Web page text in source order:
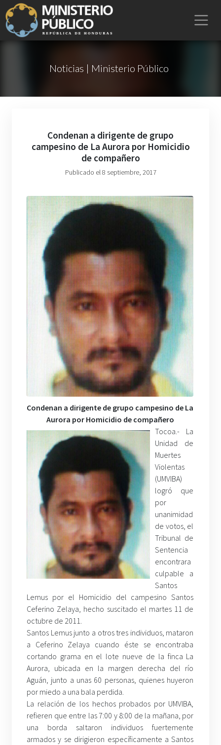
Noticias | Ministerio Público
Condenan a dirigente de grupo
campesino de La Aurora por Homicidio
de compañero
Publicado el 8 septiembre, 2017
Condenan a dirigente de grupo campesino de La
Aurora por Homicidio de compañero
Tocoa.- La
Unidad de
Muertes
Violentas
(UMVIBA)
logró que
por
unanimidad
de votos, el
Tribunal de
Sentencia
encontrara
culpable a
Santos
Lemus por el Homicidio del campesino Santos
Ceferino Zelaya, hecho suscitado el martes 11 de
octubre de 2011.
Santos Lemus junto a otros tres individuos, mataron
a Ceferino Zelaya cuando éste se encontraba
cortando grama en el lote nueve de la finca La
Aurora, ubicada en la margen derecha del río
Aguán, junto a unas 60 personas, quienes huyeron
por miedo a una bala perdida.
La relación de los hechos probados por UMVIBA,
refieren que entre las 7:00 y 8:00 de la mañana, por
una borda saltaron individuos fuertemente
armados y se dirigieron específicamente a Santos